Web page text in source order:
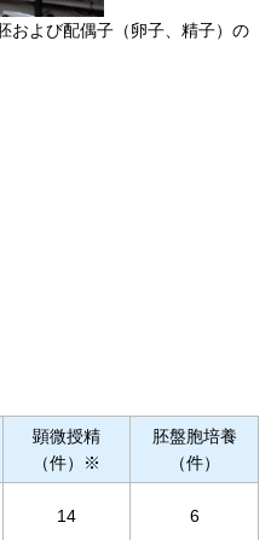
および配偶子（卵子、精子）の
顕微授精
（件）※
胚盤胞培養
（件）
14 6